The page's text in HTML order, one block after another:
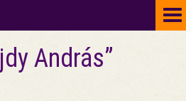
András”